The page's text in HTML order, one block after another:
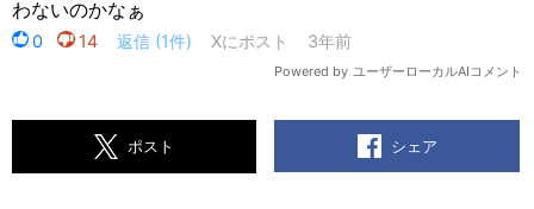
ポスト シェア